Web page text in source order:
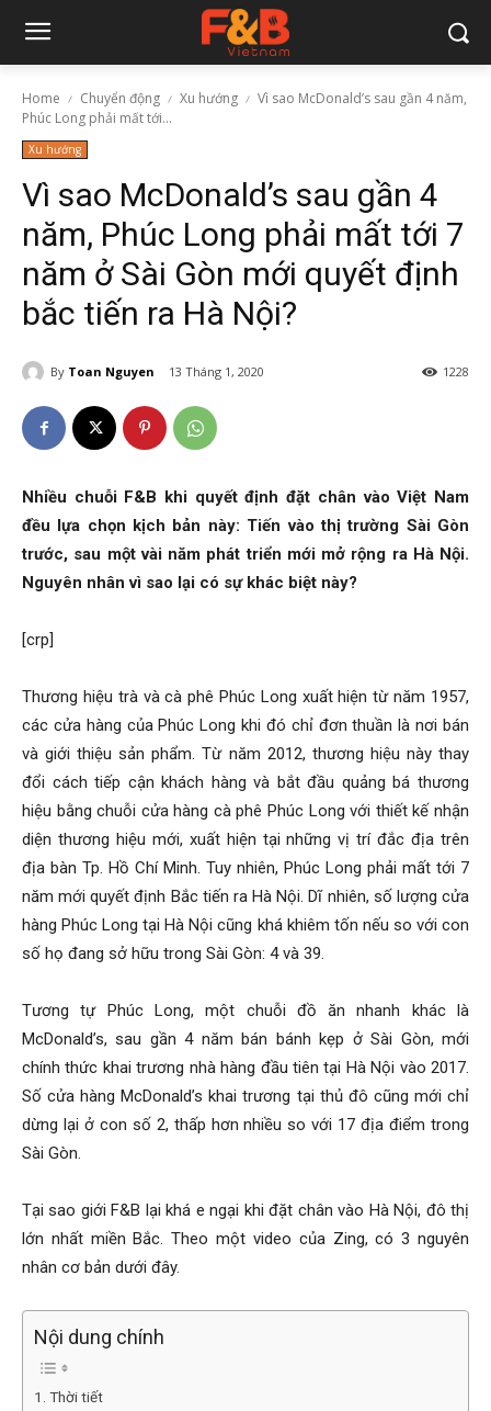
Home Chuyển động Xu hướng
Vì sao McDonald’s sau gần 4 năm,
Phúc Long phải mất tới...
Xu hướng
Vì sao McDonald’s sau gần 4
năm, Phúc Long phải mất tới 7
năm ở Sài Gòn mới quyết định
bắc tiến ra Hà Nội?
By Toan Nguyen 13 Tháng 1, 2020 1228
Nhiều chuỗi F&B khi quyết định đặt chân vào Việt Nam
đều lựa chọn kịch bản này: Tiến vào thị trường Sài Gòn
trước, sau một vài năm phát triển mới mở rộng ra Hà Nội.
Nguyên nhân vì sao lại có sự khác biệt này?
[crp]
Thương hiệu trà và cà phê Phúc Long xuất hiện từ năm 1957,
các cửa hàng của Phúc Long khi đó chỉ đơn thuần là nơi bán
và giới thiệu sản phẩm. Từ năm 2012, thương hiệu này thay
đổi cách tiếp cận khách hàng và bắt đầu quảng bá thương
hiệu bằng chuỗi cửa hàng cà phê Phúc Long với thiết kế nhận
diện thương hiệu mới, xuất hiện tại những vị trí đắc địa trên
địa bàn Tp. Hồ Chí Minh. Tuy nhiên, Phúc Long phải mất tới 7
năm mới quyết định Bắc tiến ra Hà Nội. Dĩ nhiên, số lượng cửa
hàng Phúc Long tại Hà Nội cũng khá khiêm tốn nếu so với con
số họ đang sở hữu trong Sài Gòn: 4 và 39.
Tương tự Phúc Long, một chuỗi đồ ăn nhanh khác là
McDonald’s, sau gần 4 năm bán bánh kẹp ở Sài Gòn, mới
chính thức khai trương nhà hàng đầu tiên tại Hà Nội vào 2017.
Số cửa hàng McDonald’s khai trương tại thủ đô cũng mới chỉ
dừng lại ở con số 2, thấp hơn nhiều so với 17 địa điểm trong
Sài Gòn.
Tại sao giới F&B lại khá e ngại khi đặt chân vào Hà Nội, đô thị
lớn nhất miền Bắc. Theo một video của Zing, có 3 nguyên
nhân cơ bản dưới đây.
Nội dung chính
1. Thời tiết